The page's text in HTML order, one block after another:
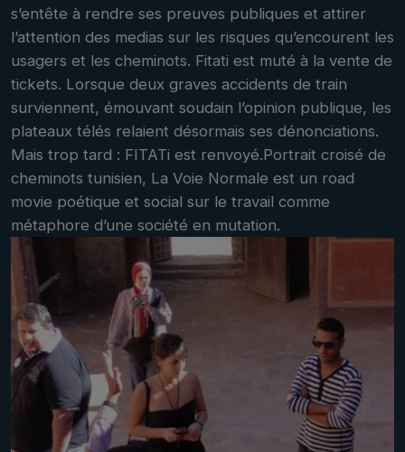
s’entête à rendre ses preuves publiques et attirer
l’attention des medias sur les risques qu’encourent les
usagers et les cheminots. Fitati est muté à la vente de
tickets. Lorsque deux graves accidents de train
surviennent, émouvant soudain l’opinion publique, les
plateaux télés relaient désormais ses dénonciations.
Mais trop tard : FITATi est renvoyé.Portrait croisé de
cheminots tunisien, La Voie Normale est un road
movie poétique et social sur le travail comme
métaphore d’une société en mutation.